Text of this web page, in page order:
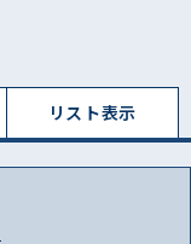
リスト表⽰